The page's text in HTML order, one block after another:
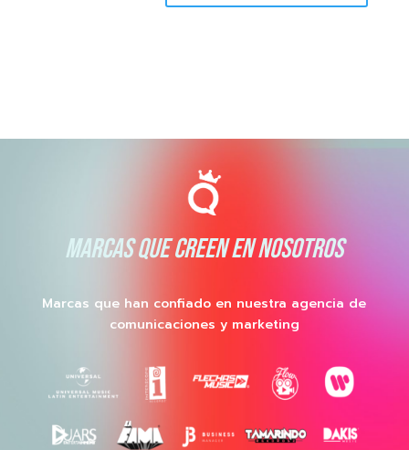
MARCAS QUE CREEN EN NOSOTROS
Marcas que han confiado en nuestra agencia de
comunicaciones y marketing